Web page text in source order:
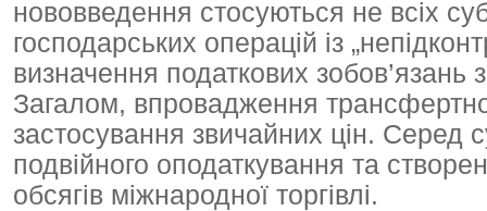
нововведення стосуються не всіх
господарських операцій із
визначення податкових зобов’язань
Загалом, впровадження
застосування звичайних цін. Серед
подвійного оподаткування та
обсягів міжнародної торгівлі.